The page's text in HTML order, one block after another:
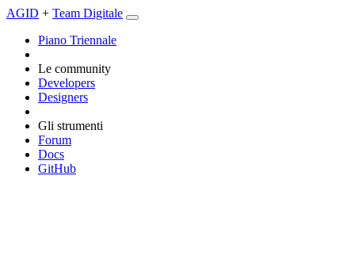
AGID + Team Digitale
Piano Triennale
Le community
Developers
Designers
Gli strumenti
Forum
Docs
GitHub